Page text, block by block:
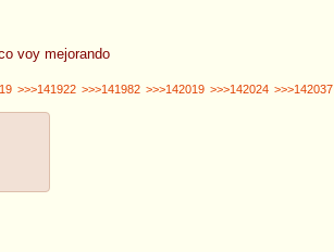
voy mejorando
>>>141922 >>>141982 >>>142019 >>>142024 >>>142037